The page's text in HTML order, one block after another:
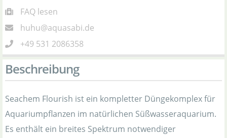
FAQ lesen
huhu@aquasabi.de
+49 531 2086358
Beschreibung
Seachem Flourish ist ein kompletter Düngekomplex für
Aquariumpflanzen im natürlichen Süßwasseraquarium.
Es enthält ein breites Spektrum notwendiger